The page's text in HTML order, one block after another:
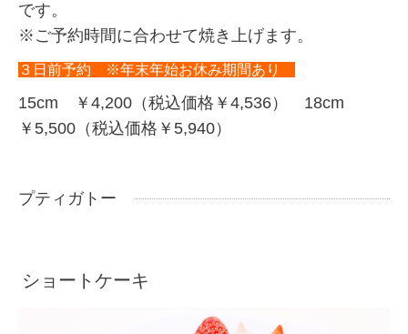
です。
※ご予約時間に合わせて焼き上げます。
３日前予約 ※年末年始お休み期間あり
15cm ￥4,200（税込価格￥4,536） 18cm
￥5,500（税込価格￥5,940）
プティガトー
ショートケーキ